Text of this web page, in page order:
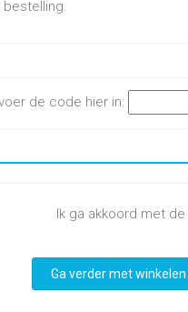
de code hier in:
Ik ga akkoord met de
Ga verder met winkelen